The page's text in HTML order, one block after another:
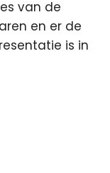
van de
en er de
is in